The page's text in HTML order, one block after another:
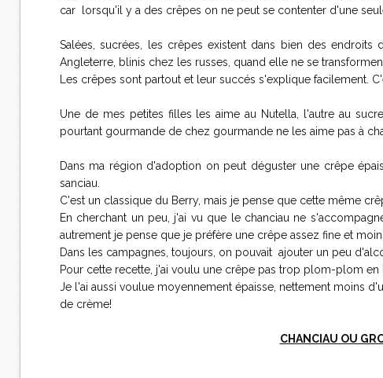
car lorsqu'il y a des crêpes on ne peut se contenter d'une
Salées, sucrées, les crêpes existent dans bien des
Angleterre, blinis chez les russes, quand elle ne se
Les crêpes sont partout et leur succés s'explique facilement.
Une de mes petites filles les aime au Nutella, l'autre au
pourtant gourmande de chez gourmande ne les aime pas à
Dans ma région d'adoption on peut déguster une crêpe
sanciau.
C'est un classique du Berry, mais je pense que cette même
En cherchant un peu, j'ai vu que le chanciau ne
autrement je pense que je préfère une crêpe assez fine et
Dans les campagnes, toujours, on pouvait ajouter un peu
Pour cette recette, j'ai voulu une crêpe pas trop plom-plom
Je l'ai aussi voulue moyennement épaisse, nettement moins
de crème!
CHANCIAU OU